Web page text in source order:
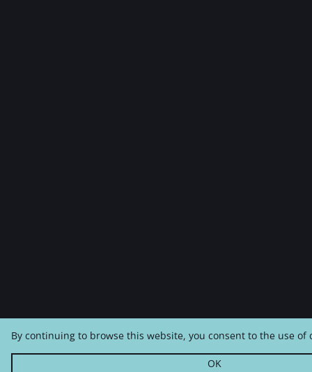
By continuing to browse this website, you consent to the use of
OK